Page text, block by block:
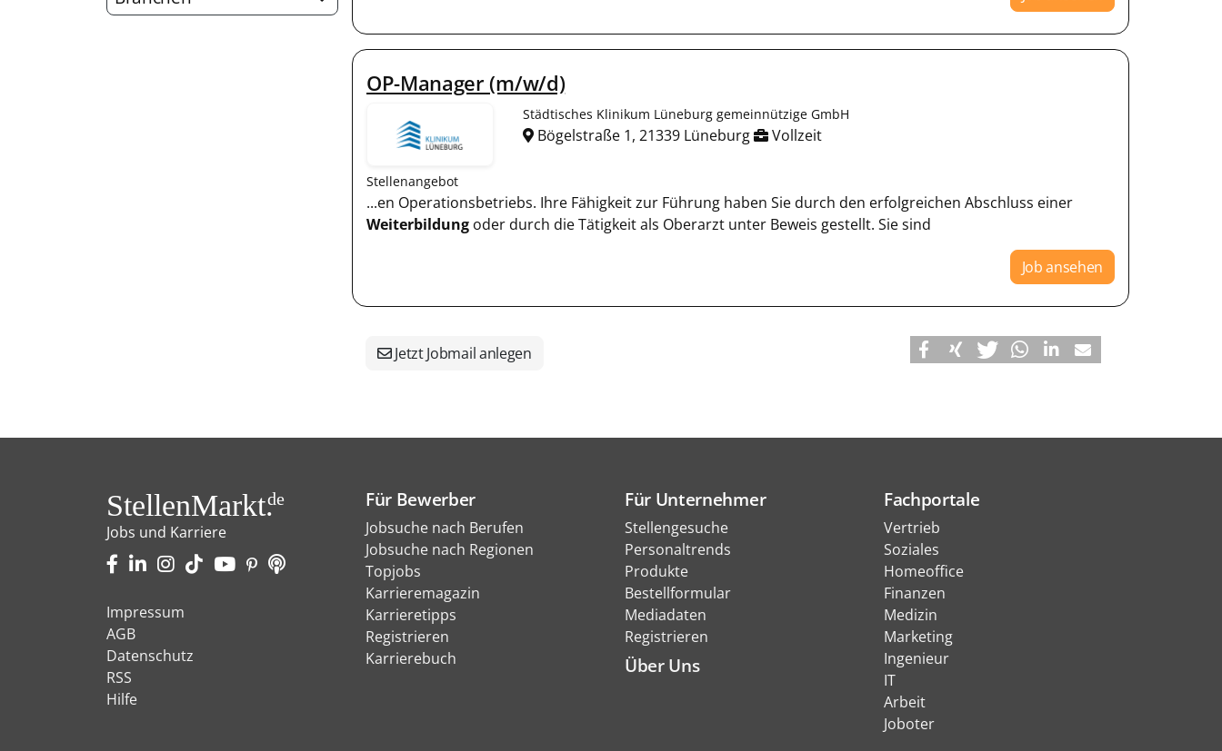
OP-Manager (m/w/d)
Städtisches Klinikum Lüneburg gemeinnützige GmbH
Bögelstraße 1, 21339 Lüneburg Vollzeit
Stellenangebot
...en Operationsbetriebs. Ihre Fähigkeit zur Führung haben Sie durch den erfolgreichen Abschluss einer
Weiterbildung oder durch die Tätigkeit als Oberarzt unter Beweis gestellt. Sie sind
Job ansehen
Jetzt Jobmail anlegen
StellenMarkt.de
Jobs und Karriere
Impressum
AGB
Datenschutz
RSS
Hilfe
Für Bewerber
Jobsuche nach Berufen
Jobsuche nach Regionen
Topjobs
Karrieremagazin
Karrieretipps
Registrieren
Karrierebuch
Für Unternehmer
Stellengesuche
Personaltrends
Produkte
Bestellformular
Mediadaten
Registrieren
Über Uns
Fachportale
Vertrieb
Soziales
Homeoffice
Finanzen
Medizin
Marketing
Ingenieur
IT
Arbeit
Joboter